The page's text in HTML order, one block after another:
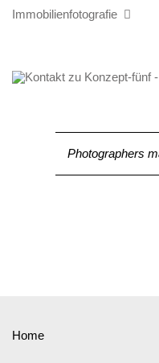
Immobilienfotografie
Photographers
Home